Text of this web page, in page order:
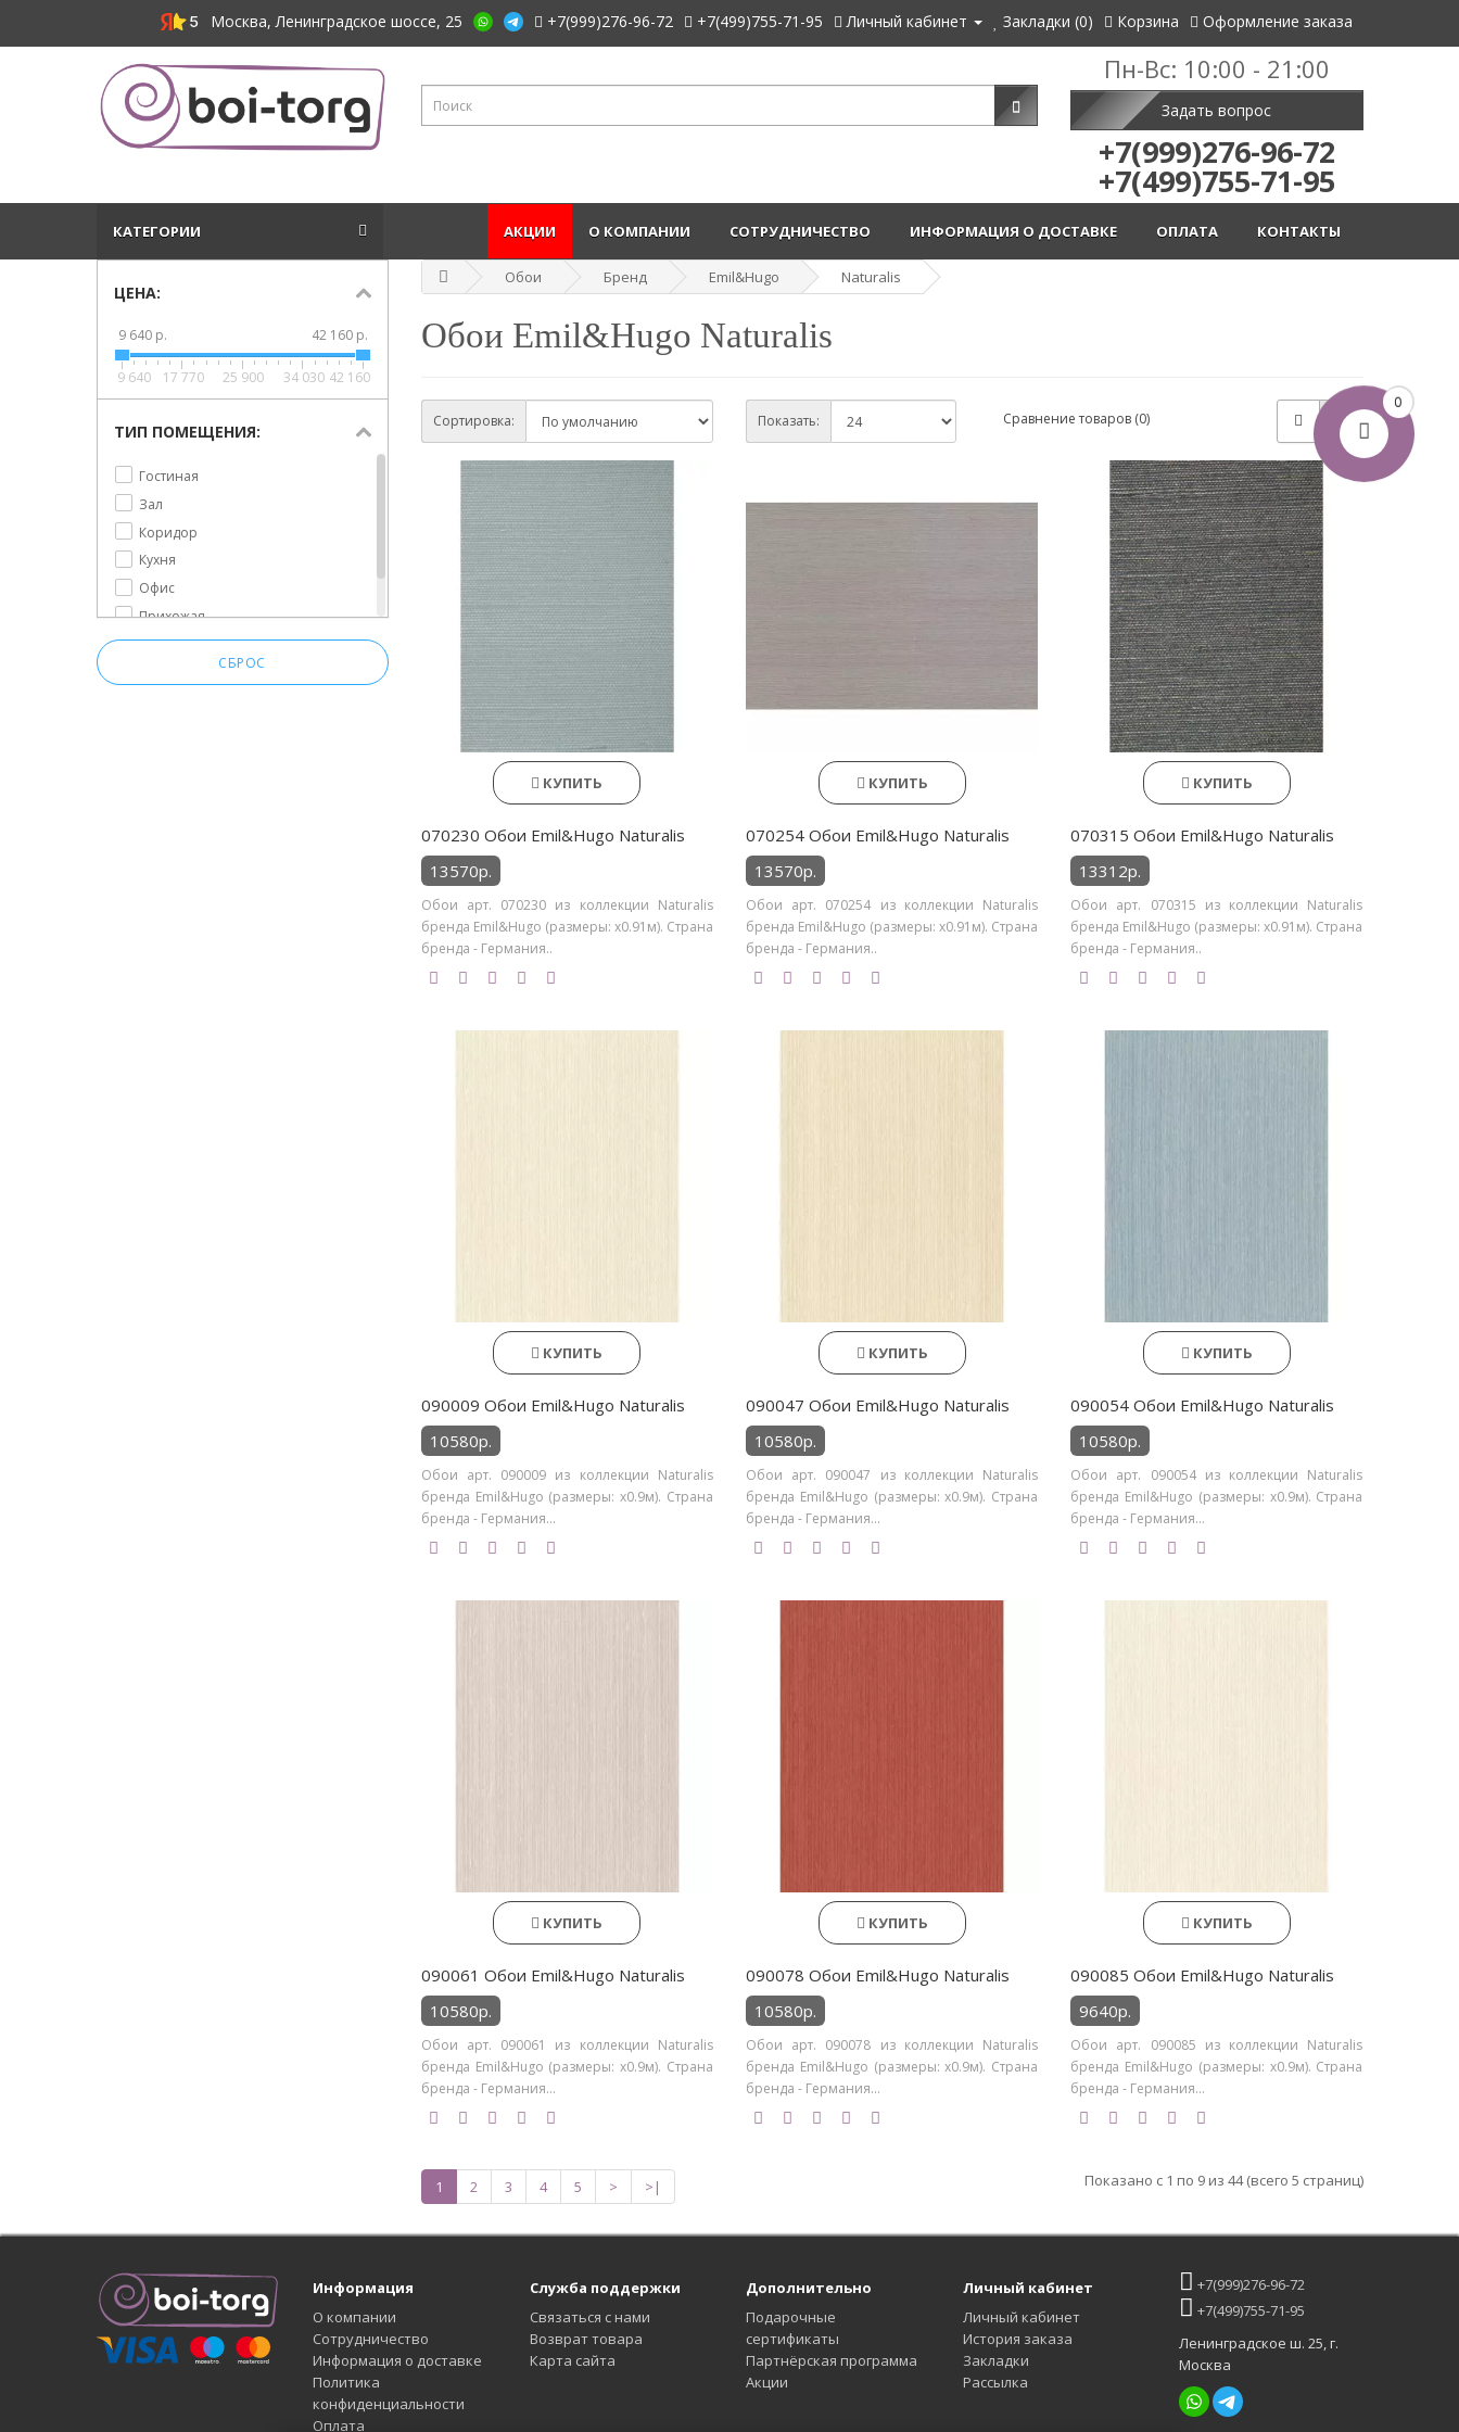
0
Москва, Ленинградское шоссе, 25 +7(999)276-96-72 +7(499)755-71-95 Личный кабинет Закладки (0) Корзина Оформление заказа
Пн-Вс: 10:00 - 21:00
Задать вопрос
+7(999)276-96-72
+7(499)755-71-95
КАТЕГОРИИ КОНТАКТЫ
ОПЛАТА
ИНФОРМАЦИЯ О ДОСТАВКЕ
СОТРУДНИЧЕСТВО
О КОМПАНИИ
АКЦИИ
ЦЕНА:
9 640 р. 42 160 р.
9 640 17 770 25 900 34 030 42 160
ТИП ПОМЕЩЕНИЯ:
Гостиная
Зал
Коридор
Кухня
Офис
Прихожая
Спальня
СБРОС
Обои Бренд Emil&Hugo Naturalis
Обои Emil&Hugo Naturalis
Сортировка: Показать: Сравнение товаров (0)
КУПИТЬ
070230 Обои Emil&Hugo Naturalis
13570р.
Обои арт. 070230 из коллекции Naturalis
бренда Emil&Hugo (размеры: х0.91м). Страна
бренда - Германия..
КУПИТЬ
070254 Обои Emil&Hugo Naturalis
13570р.
Обои арт. 070254 из коллекции Naturalis
бренда Emil&Hugo (размеры: х0.91м). Страна
бренда - Германия..
КУПИТЬ
070315 Обои Emil&Hugo Naturalis
13312р.
Обои арт. 070315 из коллекции Naturalis
бренда Emil&Hugo (размеры: х0.91м). Страна
бренда - Германия..
КУПИТЬ
090009 Обои Emil&Hugo Naturalis
10580р.
Обои арт. 090009 из коллекции Naturalis
бренда Emil&Hugo (размеры: х0.9м). Страна
бренда - Германия...
КУПИТЬ
090047 Обои Emil&Hugo Naturalis
10580р.
Обои арт. 090047 из коллекции Naturalis
бренда Emil&Hugo (размеры: х0.9м). Страна
бренда - Германия...
КУПИТЬ
090054 Обои Emil&Hugo Naturalis
10580р.
Обои арт. 090054 из коллекции Naturalis
бренда Emil&Hugo (размеры: х0.9м). Страна
бренда - Германия...
КУПИТЬ
090061 Обои Emil&Hugo Naturalis
10580р.
Обои арт. 090061 из коллекции Naturalis
бренда Emil&Hugo (размеры: х0.9м). Страна
бренда - Германия...
КУПИТЬ
090078 Обои Emil&Hugo Naturalis
10580р.
Обои арт. 090078 из коллекции Naturalis
бренда Emil&Hugo (размеры: х0.9м). Страна
бренда - Германия...
КУПИТЬ
090085 Обои Emil&Hugo Naturalis
9640р.
Обои арт. 090085 из коллекции Naturalis
бренда Emil&Hugo (размеры: х0.9м). Страна
бренда - Германия...
1 2 3 4 5 > >| Показано с 1 по 9 из 44 (всего 5 страниц)
Информация
О компании
Сотрудничество
Информация о доставке
Политика
конфиденциальности
Оплата
Служба поддержки
Связаться с нами
Возврат товара
Карта сайта
Дополнительно
Подарочные
сертификаты
Партнёрская программа
Акции
Личный кабинет
Личный кабинет
История заказа
Закладки
Рассылка
+7(999)276-96-72
+7(499)755-71-95
Ленинградское ш. 25, г.
Москва